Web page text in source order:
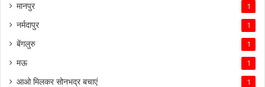
मानपुर 1
नर्मदापुर 1
बेंगलुरु 1
मऊ 1
आओ मिलकर सोनभद्र बचाएं 1